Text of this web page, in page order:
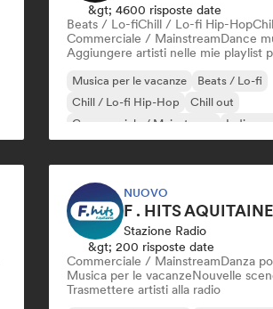
&gt; 4600 risposte date
Beats / Lo-fiChill / Lo-fi Hip-Hop
Commerciale / MainstreamDance
Aggiungere artisti nelle mie playlist
Musica per le vacanze
Beats / Lo-fi
Chill / Lo-fi Hip-Hop
Chill out
Commerciale / Mainstream
Indie pop
NUOVO
F . HITS AQUITAINE
Stazione Radio
&gt; 200 risposte date
Commerciale / MainstreamDanza
Musica per le vacanzeNouvelle
Trasmettere artisti alla radio